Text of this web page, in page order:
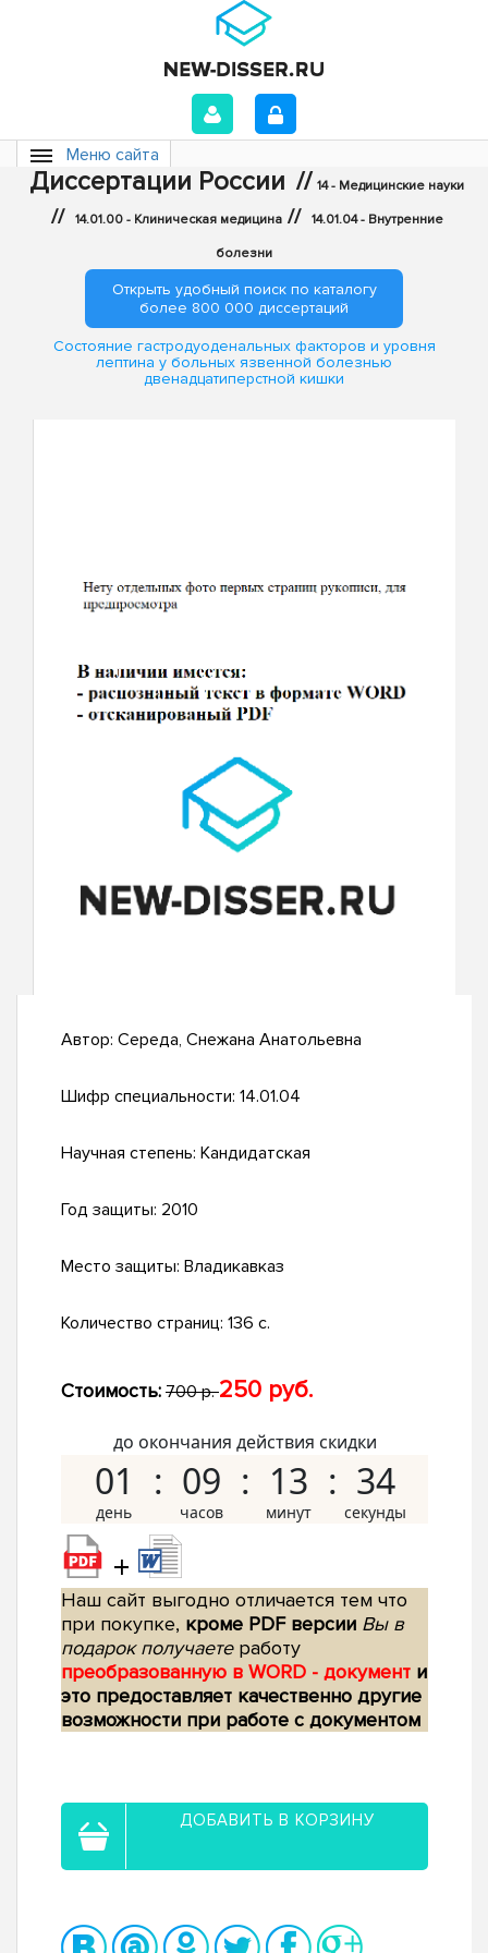
Меню сайта
Диссертации России // 14 - Медицинские науки
// 14.01.00 - Клиническая медицина // 14.01.04 - Внутренние
болезни
Открыть удобный поиск по каталогу
более 800 000 диссертаций
Состояние гастродуоденальных факторов и уровня
лептина у больных язвенной болезнью
двенадцатиперстной кишки
Автор: Середа, Снежана Анатольевна
Шифр специальности: 14.01.04
Научная степень: Кандидатская
Год защиты: 2010
Место защиты: Владикавказ
Количество страниц: 136 с.
Стоимость: 700 р.250 руб.
до окончания действия скидки
01 09 13 33
+
Наш сайт выгодно отличается тем что
при покупке, кроме PDF версии Вы в
подарок получаетеработу
преобразованную в WORD - документ и
это предоставляет качественно другие
возможности при работе с документом
ДОБАВИТЬ В КОРЗИНУ